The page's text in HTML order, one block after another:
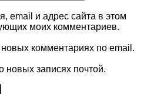
email и адрес сайта в этом
моих комментариев.
комментариях по email.
новых записях почтой.